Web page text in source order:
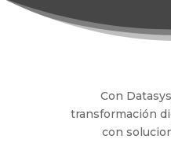
Con
transformación
con